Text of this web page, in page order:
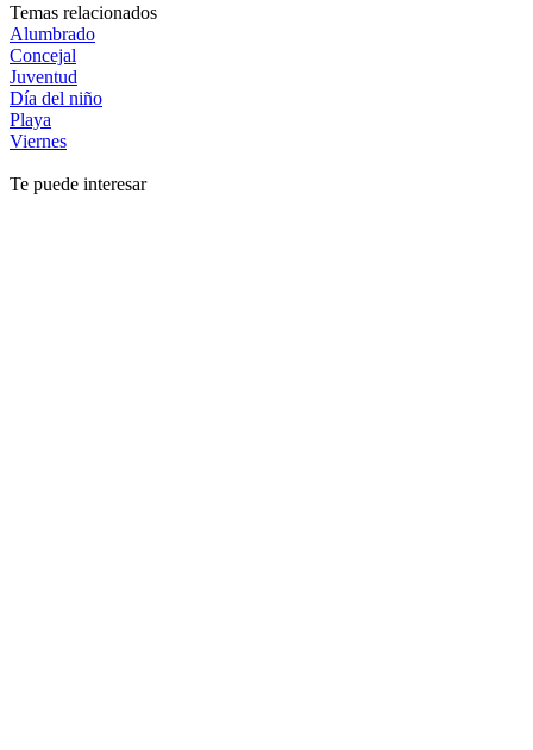
Temas relacionados
Alumbrado
Concejal
Juventud
Día del niño
Playa
Viernes
Te puede interesar